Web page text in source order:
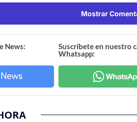
Mostrar
News:
Suscríbete en nuestro
Whatsapp: